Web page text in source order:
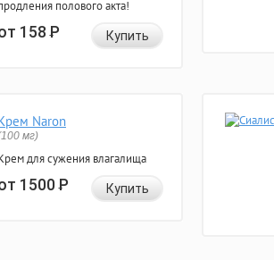
полового акта!
158Р Купить
Naron
мг)
для сужения влагалища
1500Р Купить